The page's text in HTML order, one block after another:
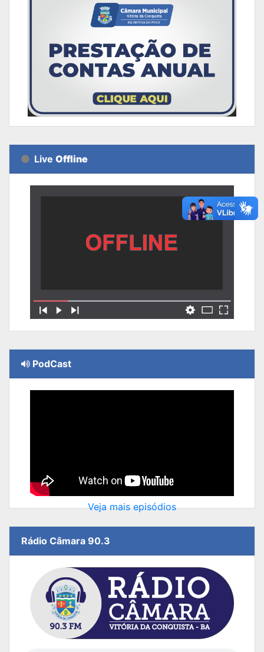
Live Offline
PodCast
Veja mais episódios
Rádio Câmara 90.3